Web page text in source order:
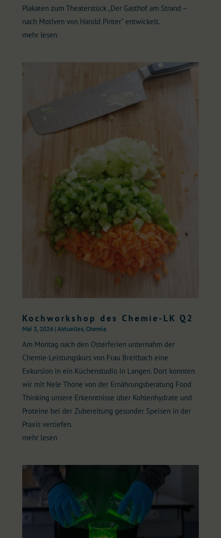
Plakaten zum Theaterstück „Der Gasthof am Strand –
nach Motiven von Harold Pinter“ entwickelt.
mehr lesen
Kochworkshop des Chemie-LK Q2
Mai 3, 2026|Aktuelles,Chemie
Am Montag nach den Osterferien unternahm der
Chemie-Leistungskurs von Frau Breitbach eine
Exkursion in ein Küchenstudio in Langen. Dort konnten
wir mit Nele Thöne von der Ernährungsberatung Food
Thinking unsere Erkenntnisse über Kohlenhydrate und
Proteine bei der Zubereitung gesunder Speisen in der
Praxis vertiefen.
mehr lesen